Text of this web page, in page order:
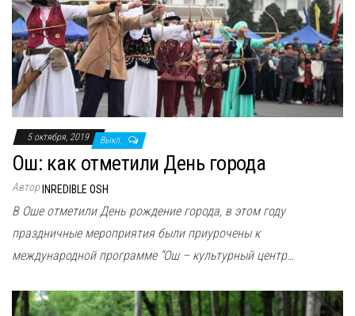
а
в
и
г
а
5 октября, 2019 Выкл.
Ош: как отметили День города
Автор INREDIBLE OSH
В Оше отметили День рождение города, в этом году
праздничные мероприятия были приурочены к
международной программе “Ош – культурный центр…